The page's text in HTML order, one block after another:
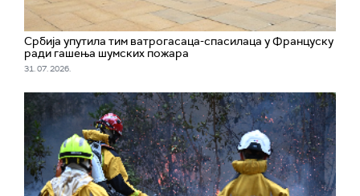
Србија упутила тим ватрогасаца-спасилаца у Француску
ради гашења шумских пожара
31. 07. 2026.